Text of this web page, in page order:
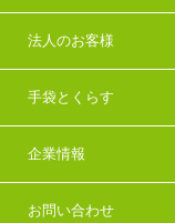
法人のお客様
手袋とくらす
企業情報
お問い合わせ